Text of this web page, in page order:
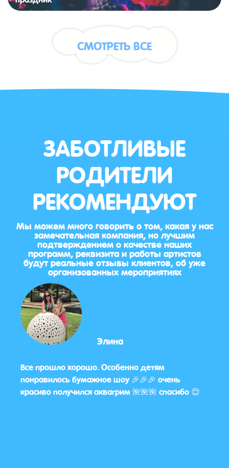
СМОТРЕТЬ ВСЕ
ЗАБОТЛИВЫЕ
РОДИТЕЛИ
РЕКОМЕНДУЮТ
Мы можем много говорить о том, какая у нас
замечательная компания, но лучшим
подтверждением о качестве наших
программ, реквизита и работы артистов
будут реальные отзывы клиентов, об уже
организованных мероприятиях
Элина
Все прошло хорошо. Особенно детям
понравилось бумажное шоу 🎉🎉🎉 очень
красиво получился аквагрим 🌺🌺🌺 спасибо 😊